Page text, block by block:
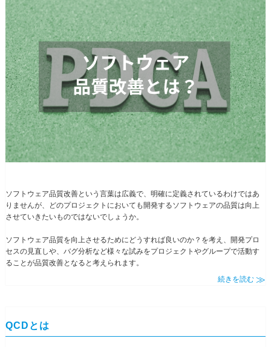
ソフトウェア品質改善という言葉は広義で、明確に定義されているわけではあ
りませんが、どのプロジェクトにおいても開発するソフトウェアの品質は向上
させていきたいものではないでしょうか。
ソフトウェア品質を向上させるためにどうすれば良いのか？を考え、開発プロ
セスの見直しや、バグ分析など様々な試みをプロジェクトやグループで活動す
ることが品質改善となると考えられます。
続きを読む
QCDとは